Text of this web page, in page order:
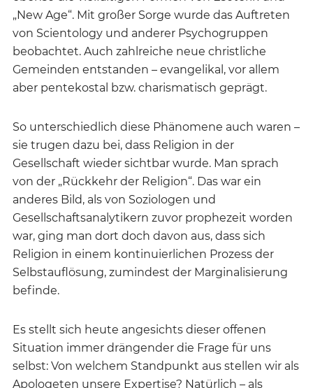
„New Age“. Mit großer Sorge wurde das Auftreten
von Scientology und anderer Psychogruppen
beobachtet. Auch zahlreiche neue christliche
Gemeinden entstanden – evangelikal, vor allem
aber pentekostal bzw. charismatisch geprägt.
So unterschiedlich diese Phänomene auch waren –
sie trugen dazu bei, dass Religion in der
Gesellschaft wieder sichtbar wurde. Man sprach
von der „Rückkehr der Religion“. Das war ein
anderes Bild, als von Soziologen und
Gesellschaftsanalytikern zuvor prophezeit worden
war, ging man dort doch davon aus, dass sich
Religion in einem kontinuierlichen Prozess der
Selbstauflösung, zumindest der Marginalisierung
befinde.
Es stellt sich heute angesichts dieser offenen
Situation immer drängender die Frage für uns
selbst: Von welchem Standpunkt aus stellen wir als
Apologeten unsere Expertise? Natürlich – als